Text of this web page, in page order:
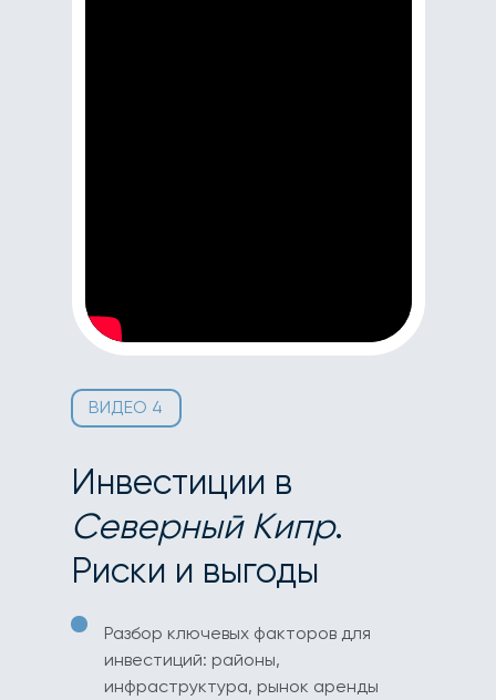
Инвестиции в
Северный Кипр.
Риски и выгоды
Разбор ключевых факторов для
инвестиций: районы,
инфраструктура, рынок аренды
ВИДЕО 4